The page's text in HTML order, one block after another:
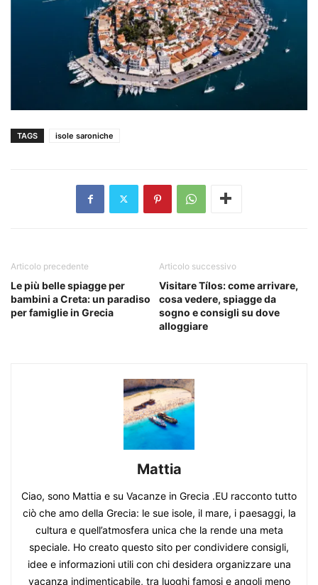
TAGS isole saroniche
Articolo precedente
Le più belle spiagge per
bambini a Creta: un paradiso
per famiglie in Grecia
Articolo successivo
Visitare Tílos: come arrivare,
cosa vedere, spiagge da
sogno e consigli su dove
alloggiare
Mattia
Ciao, sono Mattia e su Vacanze in Grecia .EU racconto tutto
ciò che amo della Grecia: le sue isole, il mare, i paesaggi, la
cultura e quell’atmosfera unica che la rende una meta
speciale. Ho creato questo sito per condividere consigli,
idee e informazioni utili con chi desidera organizzare una
vacanza indimenticabile, tra luoghi famosi e angoli meno